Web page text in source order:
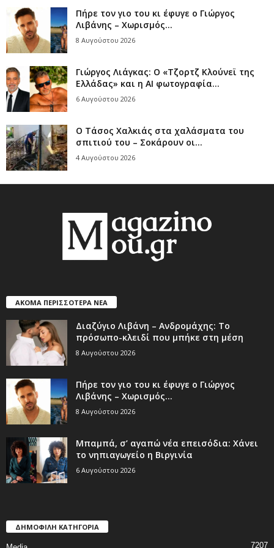
Πήρε τον γιο του κι έφυγε ο Γιώργος
Λιβάνης – Χωρισμός...
8 Αυγούστου 2026
Γιώργος Λιάγκας: Ο «Τζορτζ Κλούνεϊ της
Ελλάδας» και η AI φωτογραφία...
6 Αυγούστου 2026
Ο Τάσος Χαλκιάς στα χαλάσματα του
σπιτιού του – Σοκάρουν οι...
4 Αυγούστου 2026
ΑΚΟΜΑ ΠΕΡΙΣΣΟΤΕΡΑ ΝΕΑ
Διαζύγιο Λιβάνη – Ανδρομάχης: Το
πρόσωπο-κλειδί που μπήκε στη μέση
8 Αυγούστου 2026
Πήρε τον γιο του κι έφυγε ο Γιώργος
Λιβάνης – Χωρισμός...
8 Αυγούστου 2026
Μπαμπά, σ’ αγαπώ νέα επεισόδια: Χάνει
το νηπιαγωγείο η Βιργινία
6 Αυγούστου 2026
ΔΗΜΟΦΙΛΗ ΚΑΤΗΓΟΡΙΑ
7207